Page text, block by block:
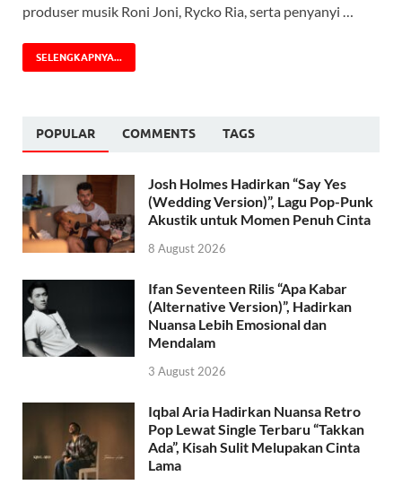
produser musik Roni Joni, Rycko Ria, serta penyanyi …
SELENGKAPNYA...
POPULAR COMMENTS TAGS
Josh Holmes Hadirkan “Say Yes
(Wedding Version)”, Lagu Pop-Punk
Akustik untuk Momen Penuh Cinta
8 August 2026
Ifan Seventeen Rilis “Apa Kabar
(Alternative Version)”, Hadirkan
Nuansa Lebih Emosional dan
Mendalam
3 August 2026
Iqbal Aria Hadirkan Nuansa Retro
Pop Lewat Single Terbaru “Takkan
Ada”, Kisah Sulit Melupakan Cinta
Lama